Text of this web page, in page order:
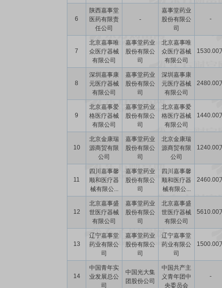
6
陕西嘉事堂
医药有限责
任公司
-
嘉事堂药业
股份有限公
司
-
7
北京嘉事唯
众医疗器械
有限公司
嘉事堂药业
股份有限公
司
北京嘉事唯
众医疗器械
有限公司
1530.00
8
深圳嘉事康
元医疗器械
有限公司
嘉事堂药业
股份有限公
司
深圳嘉事康
元医疗器械
有限公司
2480.00
9
北京嘉事爱
格医疗器械
有限公司
嘉事堂药业
股份有限公
司
北京嘉事爱
格医疗器械
有限公司
1440.00
10
北京金康瑞
源商贸有限
公司
嘉事堂药业
股份有限公
司
北京金康瑞
源商贸有限
公司
1240.00
11
四川嘉事馨
顺和医疗器
械有限公...
嘉事堂药业
股份有限公
司
四川嘉事馨
顺和医疗器
械有限公...
2460.00
12
北京嘉事盛
世医疗器械
有限公司
嘉事堂药业
股份有限公
司
北京嘉事盛
世医疗器械
有限公司
5610.00
13
辽宁嘉事堂
药业有限公
司
嘉事堂药业
股份有限公
司
辽宁嘉事堂
药业有限公
司
1500.00
14
中国青年实
业发展总公
司
中国光大集
团股份公司
中国共产主
义青年团中
央委员会
-